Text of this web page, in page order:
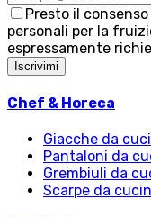
Presto il
personali per la
espressamente
Iscrivimi
Chef & Horeca
Giacche da
Pantaloni da
Grembiuli da
Scarpe da